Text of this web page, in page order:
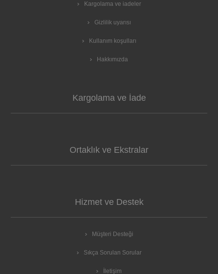
Kargolama ve iadeler
Gizlilik uyarısı
Kullanım koşulları
Hakkımızda
Kargolama ve İade
Ortaklık ve Ekstralar
Hizmet ve Destek
Müşteri Desteği
Sıkça Sorulan Sorular
İletişim